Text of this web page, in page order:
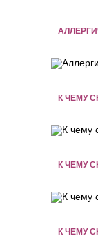
К ЧЕМУ
К ЧЕМУ
К ЧЕМУ